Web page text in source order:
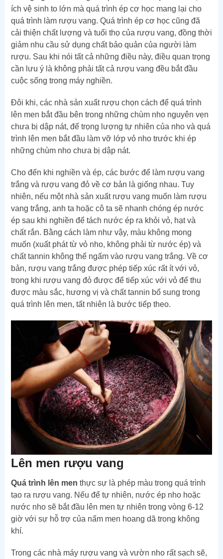
ích vệ sinh to lớn mà quá trình ép cơ học mang lại cho
quá trình làm rượu vang. Quá trình ép cơ học cũng đã
cải thiện chất lượng và tuổi thọ của rượu vang, đồng thời
giảm nhu cầu sử dụng chất bảo quản của người làm
rượu. Sau khi nói tất cả những điều này, điều quan trọng
cần lưu ý là không phải tất cả rượu vang đều bắt đầu
cuộc sống trong máy nghiền.
Đôi khi, các nhà sản xuất rượu chọn cách để quá trình
lên men bắt đầu bên trong những chùm nho nguyên vẹn
chưa bị dập nát, để trọng lượng tự nhiên của nho và quá
trình lên men bắt đầu làm vỡ lớp vỏ nho trước khi ép
những chùm nho chưa bị dập nát.
Cho đến khi nghiền và ép, các bước để làm rượu vang
trắng và rượu vang đỏ về cơ bản là giống nhau. Tuy
nhiên, nếu một nhà sản xuất rượu vang muốn làm rượu
vang trắng, anh ta hoặc cô ta sẽ nhanh chóng ép nước
ép sau khi nghiền để tách nước ép ra khỏi vỏ, hạt và
chất rắn. Bằng cách làm như vậy, màu không mong
muốn (xuất phát từ vỏ nho, không phải từ nước ép) và
chất tannin không thể ngấm vào rượu vang trắng. Về cơ
bản, rượu vang trắng được phép tiếp xúc rất ít với vỏ,
trong khi rượu vang đỏ được để tiếp xúc với vỏ để thu
được màu sắc, hương vị và chất tannin bổ sung trong
quá trình lên men, tất nhiên là bước tiếp theo.
Lên men rượu vang
Quá trình lên men thực sự là phép màu trong quá trình
tạo ra rượu vang. Nếu để tự nhiên, nước ép nho hoặc
nước nho sẽ bắt đầu lên men tự nhiên trong vòng 6-12
giờ với sự hỗ trợ của nấm men hoang dã trong không
khí.
Trong các nhà máy rượu vang và vườn nho rất sạch sẽ,